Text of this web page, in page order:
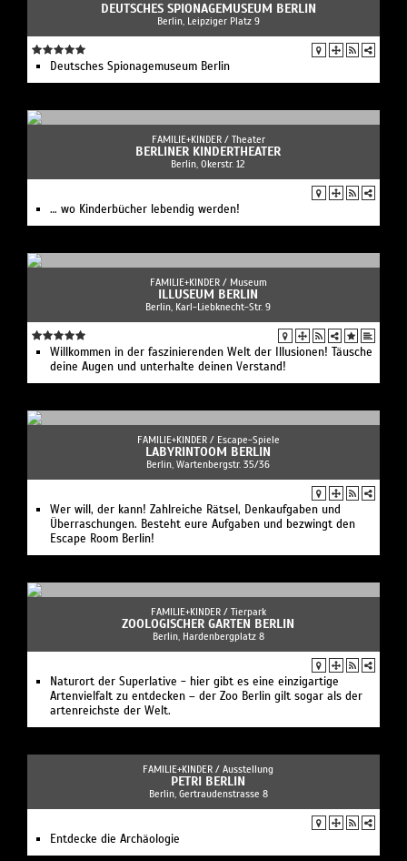
DEUTSCHES SPIONAGEMUSEUM BERLIN
Berlin, Leipziger Platz 9
Deutsches Spionagemuseum Berlin
FAMILIE+KINDER / Theater
BERLINER KINDERTHEATER
Berlin, Okerstr. 12
… wo Kinderbücher lebendig werden!
FAMILIE+KINDER / Museum
ILLUSEUM BERLIN
Berlin, Karl-Liebknecht-Str. 9
Willkommen in der faszinierenden Welt der Illusionen! Täusche
deine Augen und unterhalte deinen Verstand!
FAMILIE+KINDER / Escape-Spiele
LABYRINTOOM BERLIN
Berlin, Wartenbergstr. 35/36
Wer will, der kann! Zahlreiche Rätsel, Denkaufgaben und
Überraschungen. Besteht eure Aufgaben und bezwingt den
Escape Room Berlin!
FAMILIE+KINDER / Tierpark
ZOOLOGISCHER GARTEN BERLIN
Berlin, Hardenbergplatz 8
Naturort der Superlative - hier gibt es eine einzigartige
Artenvielfalt zu entdecken – der Zoo Berlin gilt sogar als der
artenreichste der Welt.
FAMILIE+KINDER / Ausstellung
PETRI BERLIN
Berlin, Gertraudenstrasse 8
Entdecke die Archäologie